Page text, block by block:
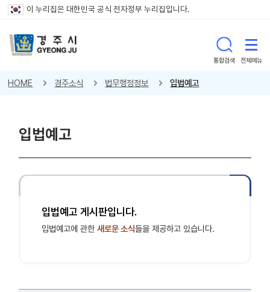
이 누리집은 대한민국 공식 전자정부 누리집입니다.
통합검색 전체메뉴
HOME 경주소식 법무행정정보 입법예고
입법예고
입법예고 게시판입니다.
입법예고에 관한새로운 소식들을 제공하고 있습니다.